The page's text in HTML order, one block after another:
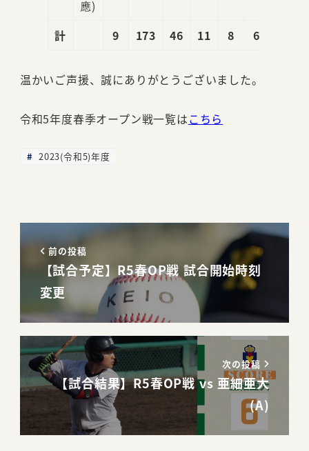
應)
計
9 173 46 11 8 6
温かいご声援、誠にありがとうございました。
令和5年度春季オープン戦一覧はこちら
2023(令和5)年度
前の投稿
【試合予定】R5春OP戦 試合開始時刻
変更
次の投稿
【試合結果】R5春OP戦 vs 亜細亜大
(A)